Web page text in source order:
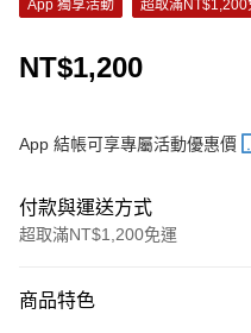
App 獨享活動 超取滿NT$1,200
NT$1,200
App 結帳可享專屬活動優惠價
付款與運送方式
超取滿NT$1,200免運
信用卡一次付款
商品特色